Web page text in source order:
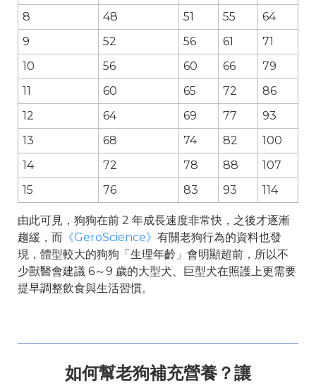
8
48 51 55
64
9
52 56 61
71
10
56 60 66
79
11
60 65 72
86
12
64 69 77
93
13
68 74 82
100
14
72 78 88
107
15
76 83 93 114
由此可見，狗狗在前 2 年成長速度非常快，之後才逐漸
趨緩，而 《GeroScience》 有關老狗行為的資料也發
現，體型較大的狗狗「生理年齡」會明顯超前，所以不
少獸醫會建議 6～9 歲的大型犬、巨型犬在照護上更需要
提早調整飲食與生活習慣。
如何幫老狗補充營養？讓